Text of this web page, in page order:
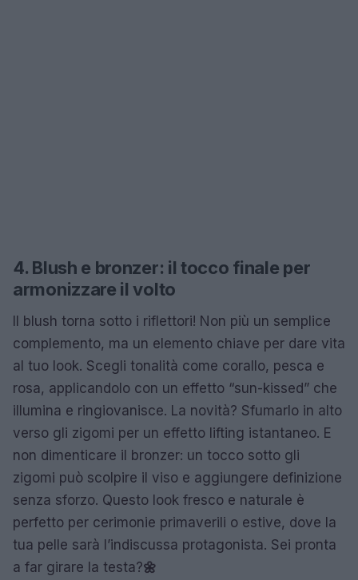
4. Blush e bronzer: il tocco finale per
armonizzare il volto
Il blush torna sotto i riflettori! Non più un semplice
complemento, ma un elemento chiave per dare vita
al tuo look. Scegli tonalità come corallo, pesca e
rosa, applicandolo con un effetto “sun-kissed” che
illumina e ringiovanisce. La novità? Sfumarlo in alto
verso gli zigomi per un effetto lifting istantaneo. E
non dimenticare il bronzer: un tocco sotto gli
zigomi può scolpire il viso e aggiungere definizione
senza sforzo. Questo look fresco e naturale è
perfetto per cerimonie primaverili o estive, dove la
tua pelle sarà l’indiscussa protagonista. Sei pronta
a far girare la testa?🌼